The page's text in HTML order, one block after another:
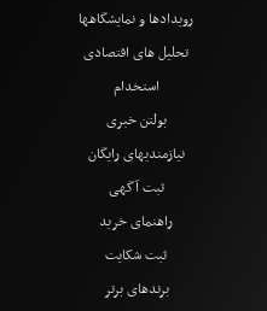
رویدادها و نمایشگاهها
تحلیل های اقتصادی
استخدام
بولتن خبری
نیازمندیهای رایگان
ثبت آگهی
راهنمای خرید
ثبت شکایت
برندهای برتر